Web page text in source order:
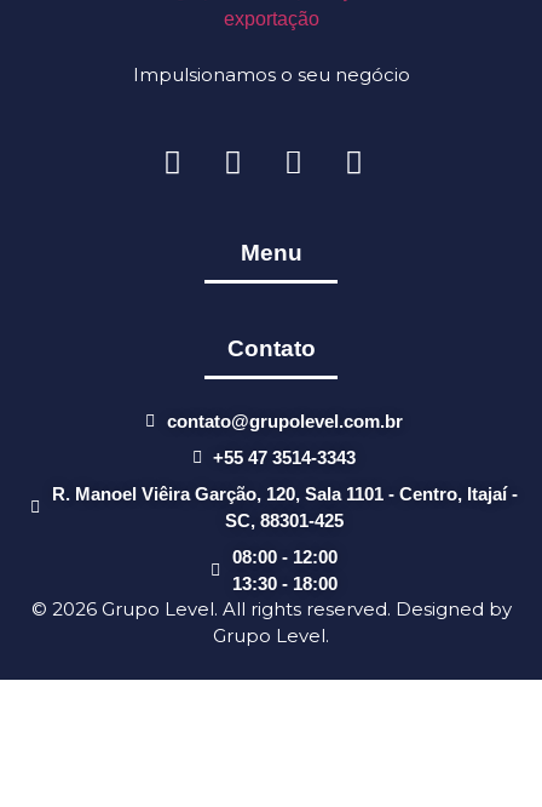
Impulsionamos o seu negócio
Menu
Contato
contato@grupolevel.com.br
+55 47 3514-3343
R. Manoel Viêira Garção, 120, Sala 1101 - Centro, Itajaí -
SC, 88301-425
08:00 - 12:00
13:30 - 18:00
© 2026 Grupo Level. All rights reserved. Designed by
Grupo Level.